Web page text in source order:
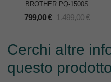
BROTHER PQ-1500S
799,00€ 1.499,00€
Cerchi altre
questo